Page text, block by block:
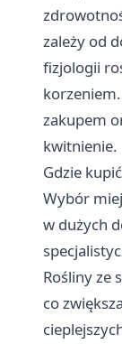
zależy od
fizjologii
zakupem
kwitnienie.
Gdzie
Wybór
w dużych
Rośliny ze
co